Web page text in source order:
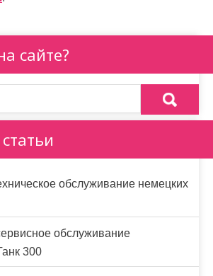
сайте?
обслуживание немецких
обслуживание
300